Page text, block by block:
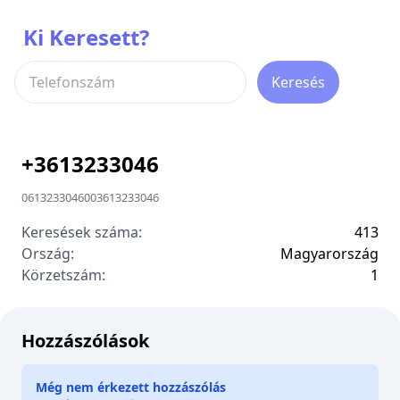
Ki Keresett?
Keresés
+3613233046
0613233046003613233046
Keresések száma:
413
Ország:
Magyarország
Körzetszám:
1
Hozzászólások
Még nem érkezett hozzászólás